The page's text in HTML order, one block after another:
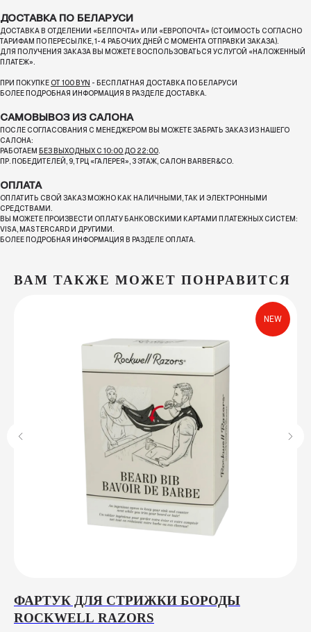
ДОСТАВКА ПО БЕЛАРУСИ
ДОСТАВКА В ОТДЕЛЕНИИ «БЕЛПОЧТА» ИЛИ «ЕВРОПОЧТА» (СТОИМОСТЬ СОГЛАСНО
ТАРИФАМ ПО ПЕРЕСЫЛКЕ, 1-4 РАБОЧИХ ДНЕЙ С МОМЕНТА ОТПРАВКИ ЗАКАЗА).
ДЛЯ ПОЛУЧЕНИЯ ЗАКАЗА ВЫ МОЖЕТЕ ВОСПОЛЬЗОВАТЬСЯ УСЛУГОЙ «НАЛОЖЕННЫЙ
ПЛАТЕЖ».
ПРИ ПОКУПКЕ ОТ 100 BYN - БЕСПЛАТНАЯ ДОСТАВКА ПО БЕЛАРУСИ
БОЛЕЕ ПОДРОБНАЯ ИНФОРМАЦИЯ В РАЗДЕЛЕ ДОСТАВКА.
САМОВЫВОЗ ИЗ САЛОНА
ПОСЛЕ СОГЛАСОВАНИЯ С МЕНЕДЖЕРОМ ВЫ МОЖЕТЕ ЗАБРАТЬ ЗАКАЗ ИЗ НАШЕГО
САЛОНА:
РАБОТАЕМ БЕЗ ВЫХОДНЫХ С 10:00 ДО 22:00.
ПР. ПОБЕДИТЕЛЕЙ, 9, ТРЦ «ГАЛЕРЕЯ», 3 ЭТАЖ, САЛОН BARBER&CO.
ОПЛАТА
ОПЛАТИТЬ СВОЙ ЗАКАЗ МОЖНО КАК НАЛИЧНЫМИ, ТАК И ЭЛЕКТРОННЫМИ
СРЕДСТВАМИ.
ВЫ МОЖЕТЕ ПРОИЗВЕСТИ ОПЛАТУ БАНКОВСКИМИ КАРТАМИ ПЛАТЕЖНЫХ СИСТЕМ:
VISA, MASTERCARD И ДРУГИМИ.
БОЛЕЕ ПОДРОБНАЯ ИНФОРМАЦИЯ В РАЗДЕЛЕ ОПЛАТА.
ВАМ ТАКЖЕ МОЖЕТ ПОНРАВИТСЯ
NEW
ФАРТУК ДЛЯ СТРИЖКИ БОРОДЫ
ROCKWELL RAZORS